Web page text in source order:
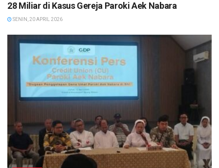
28 Miliar di Kasus Gereja Paroki Aek Nabara
SENIN, 20 APRIL 2026